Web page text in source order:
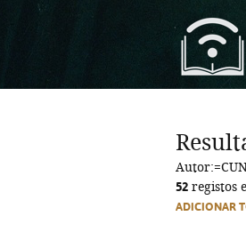
52 registos
ADICIONAR